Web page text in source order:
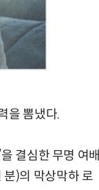
을 뽐냈다.
결심한 무명 여배
)의 막상막하 로